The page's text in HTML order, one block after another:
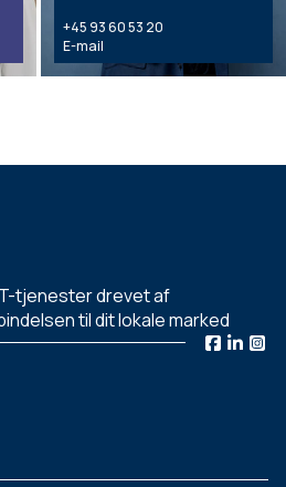
+45 93 60 53 20
E-mail
tjenester drevet af
til dit lokale marked